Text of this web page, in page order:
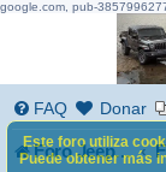
google.com, pub-
FAQ Donar
Foro Jeep Renegade
Este foro utiliza
Puede obtener más